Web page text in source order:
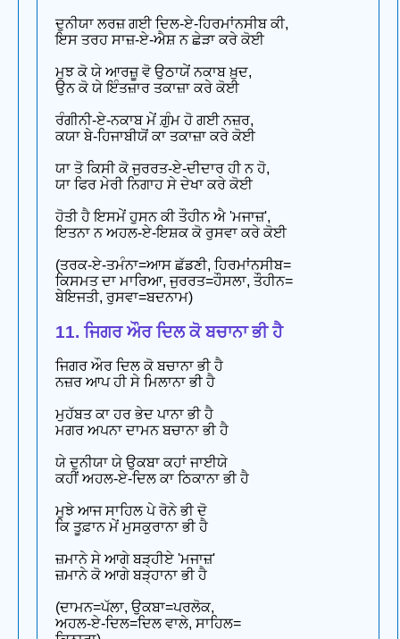
ਦੁਨੀਯਾ ਲਰਜ਼ ਗਈ ਦਿਲ-ਏ-ਹਿਰਮਾਂਨਸੀਬ ਕੀ,
ਇਸ ਤਰਹ ਸਾਜ਼-ਏ-ਐਸ਼ ਨ ਛੇੜਾ ਕਰੇ ਕੋਈ
ਮੁਝ ਕੋ ਯੇ ਆਰਜ਼ੂ ਵੋ ਉਠਾਯੇਂ ਨਕਾਬ ਖ਼ੁਦ,
ਉਨ ਕੋ ਯੇ ਇੰਤਜ਼ਾਰ ਤਕਾਜ਼ਾ ਕਰੇ ਕੋਈ
ਰੰਗੀਨੀ-ਏ-ਨਕਾਬ ਮੇਂ ਗ਼ੁੰਮ ਹੋ ਗਈ ਨਜ਼ਰ,
ਕਯਾ ਬੇ-ਹਿਜਾਬੀਯੋਂ ਕਾ ਤਕਾਜ਼ਾ ਕਰੇ ਕੋਈ
ਯਾ ਤੋ ਕਿਸੀ ਕੋ ਜੁਰਰਤ-ਏ-ਦੀਦਾਰ ਹੀ ਨ ਹੋ,
ਯਾ ਫਿਰ ਮੇਰੀ ਨਿਗਾਹ ਸੇ ਦੇਖਾ ਕਰੇ ਕੋਈ
ਹੋਤੀ ਹੈ ਇਸਮੇਂ ਹੁਸਨ ਕੀ ਤੌਹੀਨ ਐ 'ਮਜਾਜ਼',
ਇਤਨਾ ਨ ਅਹਲ-ਏ-ਇਸ਼ਕ ਕੋ ਰੁਸਵਾ ਕਰੇ ਕੋਈ
(ਤਰਕ-ਏ-ਤਮੰਨਾ=ਆਸ ਛੱਡਣੀ, ਹਿਰਮਾਂਨਸੀਬ=
ਕਿਸਮਤ ਦਾ ਮਾਰਿਆ, ਜੁਰਰਤ=ਹੌਸਲਾ, ਤੌਹੀਨ=
ਬੇਇਜਤੀ, ਰੁਸਵਾ=ਬਦਨਾਮ)
11. ਜਿਗਰ ਔਰ ਦਿਲ ਕੋ ਬਚਾਨਾ ਭੀ ਹੈ
ਜਿਗਰ ਔਰ ਦਿਲ ਕੋ ਬਚਾਨਾ ਭੀ ਹੈ
ਨਜ਼ਰ ਆਪ ਹੀ ਸੇ ਮਿਲਾਨਾ ਭੀ ਹੈ
ਮੁਹੱਬਤ ਕਾ ਹਰ ਭੇਦ ਪਾਨਾ ਭੀ ਹੈ
ਮਗਰ ਅਪਨਾ ਦਾਮਨ ਬਚਾਨਾ ਭੀ ਹੈ
ਯੇ ਦੁਨੀਯਾ ਯੇ ਉਕਬਾ ਕਹਾਂ ਜਾਈਯੇ
ਕਹੀਂ ਅਹਲ-ਏ-ਦਿਲ ਕਾ ਠਿਕਾਨਾ ਭੀ ਹੈ
ਮੁਝੇ ਆਜ ਸਾਹਿਲ ਪੇ ਰੋਨੇ ਭੀ ਦੋ
ਕਿ ਤੂਫ਼ਾਨ ਮੇਂ ਮੁਸਕੁਰਾਨਾ ਭੀ ਹੈ
ਜ਼ਮਾਨੇ ਸੇ ਆਗੇ ਬੜ੍ਹੀਏ 'ਮਜਾਜ਼'
ਜ਼ਮਾਨੇ ਕੋ ਆਗੇ ਬੜ੍ਹਾਨਾ ਭੀ ਹੈ
(ਦਾਮਨ=ਪੱਲਾ, ਉਕਬਾ=ਪਰਲੋਕ,
ਅਹਲ-ਏ-ਦਿਲ=ਦਿਲ ਵਾਲੇ, ਸਾਹਿਲ=